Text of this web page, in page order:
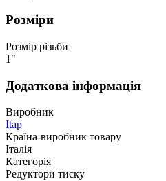
Розміри
Розмір різьби
1"
Додаткова інформація
Виробник
Itap
Країна-виробник товару
Італія
Категорія
Редуктори тиску